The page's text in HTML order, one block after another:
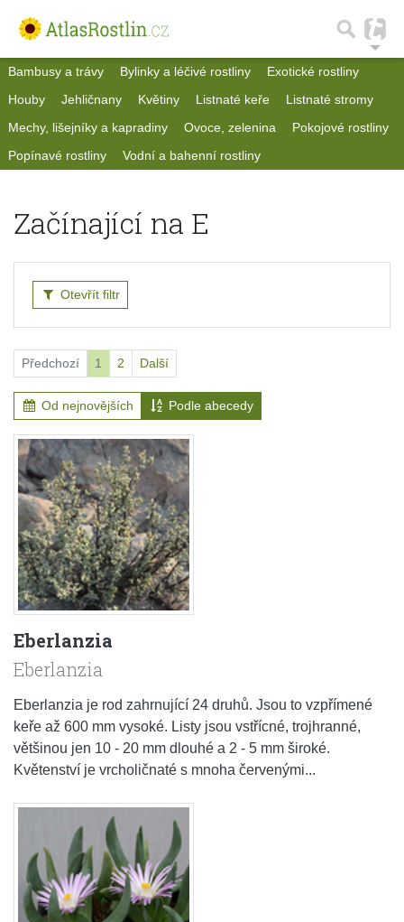
Bambusy a trávy Bylinky a léčivé rostliny
Exotické rostliny
Houby
Jehličnany Květiny Listnaté keře
Listnaté stromy
Mechy, lišejníky a kapradiny
Ovoce, zelenina
Pokojové rostliny
Popínavé rostliny
Vodní a bahenní rostliny
Začínající na E
Otevřít filtr
Předchozí 1 2 Další
Od nejnovějších Podle abecedy
Eberlanzia
Eberlanzia
Eberlanzia je rod zahrnující 24 druhů. Jsou to vzpřímené
keře až 600 mm vysoké. Listy jsou vstřícné, trojhranné,
většinou jen 10 - 20 mm dlouhé a 2 - 5 mm široké.
Květenství je vrcholičnaté s mnoha červenými...